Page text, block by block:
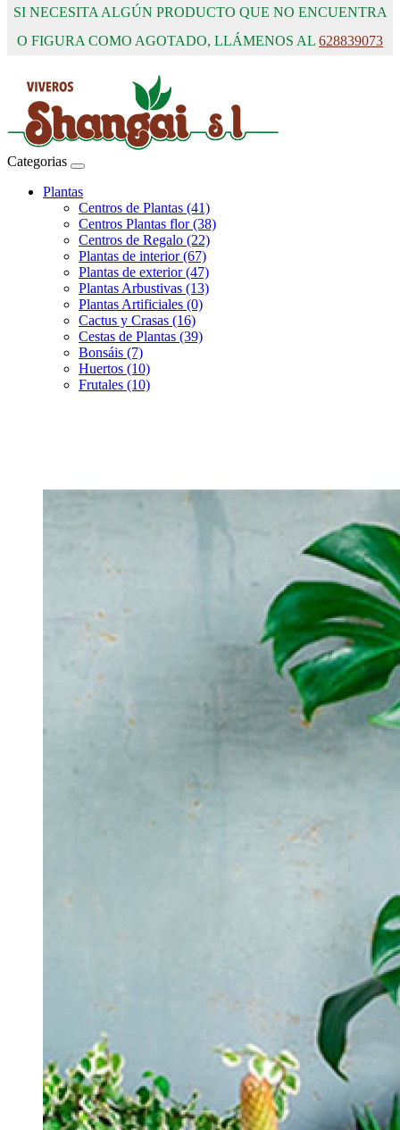
SI NECESITA ALGÚN PRODUCTO QUE NO ENCUENTRA
O FIGURA COMO AGOTADO, LLÁMENOS AL 628839073
Categorias
Plantas
Centros de Plantas (41)
Centros Plantas flor (38)
Centros de Regalo (22)
Plantas de interior (67)
Plantas de exterior (47)
Plantas Arbustivas (13)
Plantas Artificiales (0)
Cactus y Crasas (16)
Cestas de Plantas (39)
Bonsáis (7)
Huertos (10)
Frutales (10)